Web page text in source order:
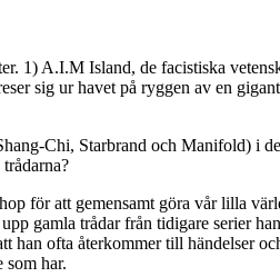
1) A.I.M Island, de facistiska
sig ur havet på ryggen av en
Chi, Starbrand och Manifold) i
för att gemensamt göra vår lilla
gamla trådar från tidigare serier
ofta återkommer till händelser
som har.